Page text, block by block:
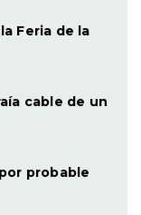
Feria de la
cable de un
probable